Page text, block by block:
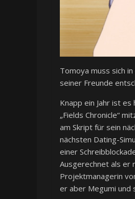
Tomoya muss sich in
seiner Freunde
Knapp ein Jahr ist
„Fields Chronicle“
am Skript für sein
nächsten Dating-
einer
Ausgerechnet als er
Projektmanagerin
er aber Megumi und